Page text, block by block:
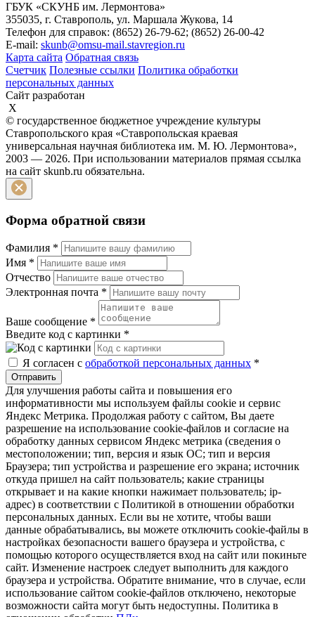
ГБУК «СКУНБ им. Лермонтова»
355035, г. Ставрополь, ул. Маршала Жукова, 14
Телефон для справок: (8652) 26-79-62; (8652) 26-00-42
E-mail: skunb@omsu-mail.stavregion.ru
Карта сайта Обратная связь
Счетчик Полезные ссылки Политика обработки
персональных данных
Сайт разработан
X
© государственное бюджетное учреждение культуры
Ставропольского края «Ставропольская краевая
универсальная научная библиотека им. М. Ю. Лермонтова»,
2003 — 2026. При использовании материалов прямая ссылка
на сайт skunb.ru обязательна.
Форма обратной связи
Фамилия *
Имя *
Отчество
Электронная почта *
Ваше сообщение *
Введите код с картинки *
Я согласен с обработкой персональных данных *
Отправить
Для улучшения работы сайта и повышения его
информативности мы используем файлы cookie и сервис
Яндекс Метрика. Продолжая работу с сайтом, Вы даете
разрешение на использование cookie-файлов и согласие на
обработку данных сервисом Яндекс метрика (сведения о
местоположении; тип, версия и язык ОС; тип и версия
Браузера; тип устройства и разрешение его экрана; источник
откуда пришел на сайт пользователь; какие страницы
открывает и на какие кнопки нажимает пользователь; ip-
адрес) в соответствии с Политикой в отношении обработки
персональных данных. Если вы не хотите, чтобы ваши
данные обрабатывались, вы можете отключить cookie-файлы в
настройках безопасности вашего браузера и устройства, с
помощью которого осуществляется вход на сайт или покиньте
сайт. Изменение настроек следует выполнить для каждого
браузера и устройства. Обратите внимание, что в случае, если
использование сайтом cookie-файлов отключено, некоторые
возможности сайта могут быть недоступны. Политика в